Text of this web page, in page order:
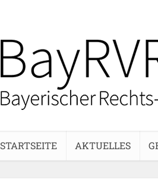
STARTSEITE AKTUELLES